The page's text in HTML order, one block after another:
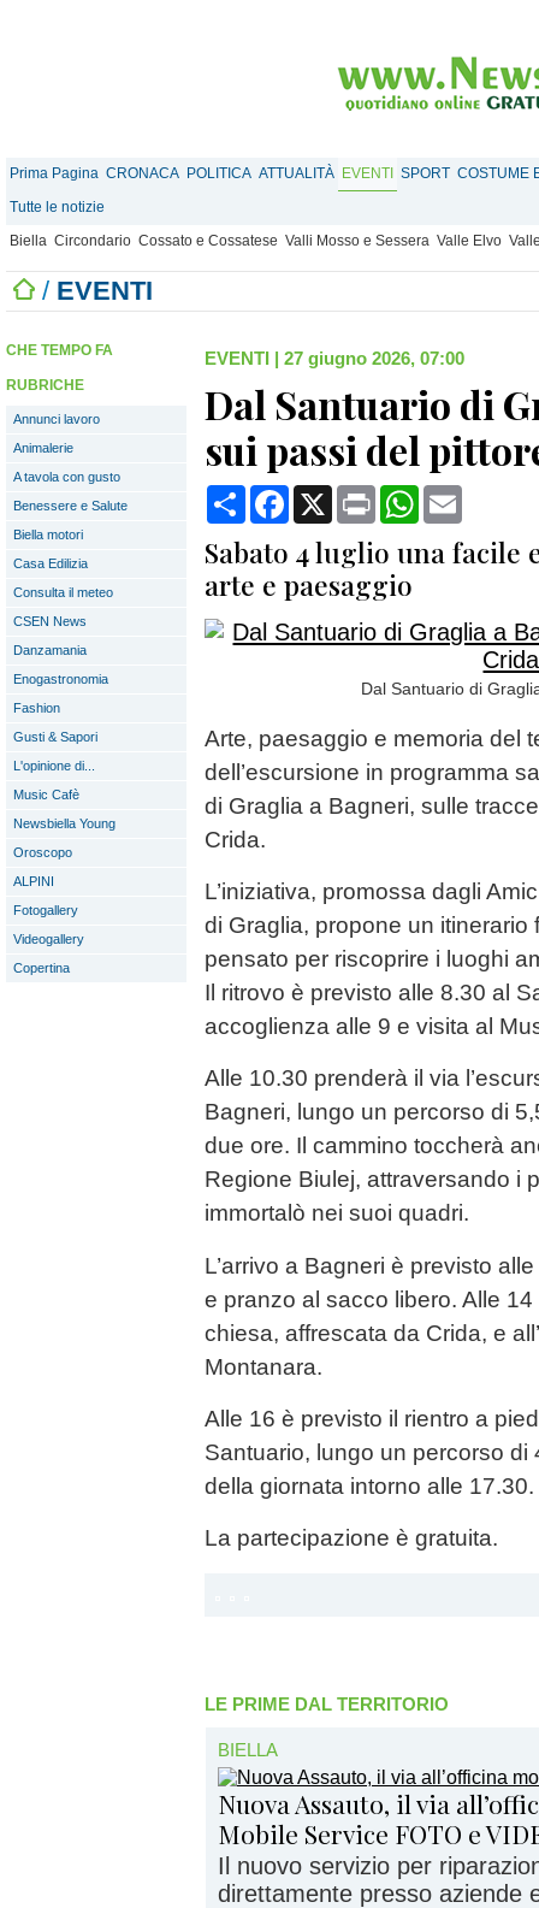
Prima Pagina CRONACA POLITICA ATTUALITÀ EVENTI SPORT COSTUME
Tutte le notizie
Biella Circondario Cossato e Cossatese Valli Mosso e Sessera Valle Elvo
/ EVENTI
CHE TEMPO FA
RUBRICHE
Annunci lavoro
Animalerie
A tavola con gusto
Benessere e Salute
Biella motori
Casa Edilizia
Consulta il meteo
CSEN News
Danzamania
Enogastronomia
Fashion
Gusti & Sapori
L'opinione di...
Music Cafè
Newsbiella Young
Oroscopo
ALPINI
Fotogallery
Videogallery
Copertina
EVENTI | 27 giugno 2026, 07:00
Dal Santuario di
sui passi del
CondividiFacebook
X Print WhatsApp
Sabato 4 luglio una
arte e paesaggio
Dal Santuario di
Arte, paesaggio e memoria del
dell’escursione in programma
di Graglia a Bagneri, sulle
Crida.
L’iniziativa, promossa dagli
di Graglia, propone un itinerario
pensato per riscoprire i luoghi
Il ritrovo è previsto alle 8.30 al
accoglienza alle 9 e visita al
Alle 10.30 prenderà il via
Bagneri, lungo un percorso di
due ore. Il cammino toccherà
Regione Biulej, attraversando i
immortalò nei suoi quadri.
L’arrivo a Bagneri è previsto
e pranzo al sacco libero. Alle
chiesa, affrescata da Crida, e
Montanara.
Alle 16 è previsto il rientro a
Santuario, lungo un percorso
della giornata intorno alle 17.30.
La partecipazione è gratuita.
LE PRIME DAL TERRITORIO
BIELLA
Nuova Assauto, il via
Mobile Service FOTO e
Il nuovo servizio per
direttamente presso aziende